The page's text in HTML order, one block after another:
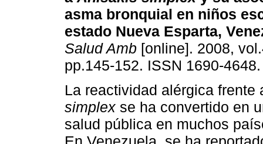
asma bronquial en niños
estado Nueva Esparta,
Salud Amb [online]. 2008,
pp.145-152. ISSN 1690-4648.
La reactividad alérgica frente
simplex se ha convertido en
salud pública en muchos